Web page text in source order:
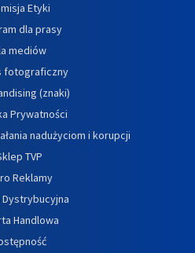
Etyki
dla prasy
mediów
fotograficzny
(znaki)
Prywatności
nadużyciom i korupcji
TVP
Reklamy
Handlowa